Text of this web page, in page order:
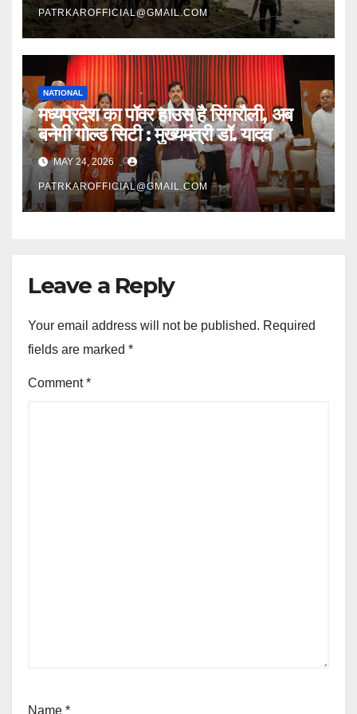
PATRKAROFFICIAL@GMAIL.COM
NATIONAL
मध्यप्रदेश का पॉवर हाउस है सिंगरौली, अब
बनेगी गोल्ड सिटी : मुख्यमंत्री डॉ. यादव
MAY 24, 2026
PATRKAROFFICIAL@GMAIL.COM
Leave a Reply
Your email address will not be published. Required
fields are marked *
Comment*
Name *